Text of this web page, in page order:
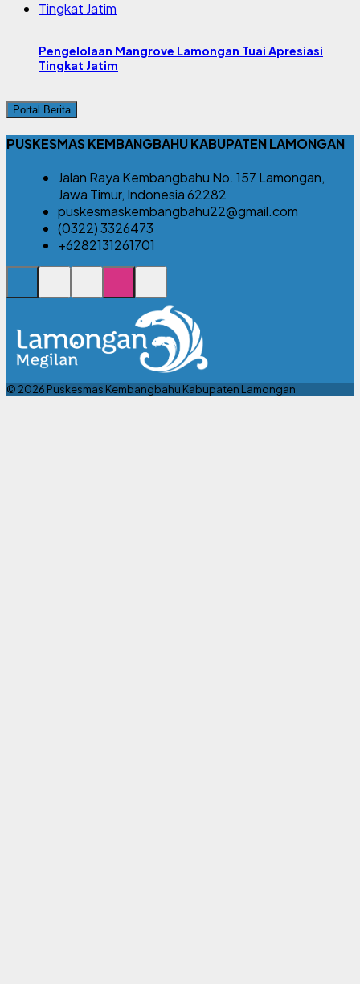
Pengelolaan Mangrove Lamongan Tuai Apresiasi
Tingkat Jatim
Portal Berita
PUSKESMAS KEMBANGBAHU KABUPATEN LAMONGAN
Jalan Raya Kembangbahu No. 157 Lamongan,
Jawa Timur, Indonesia 62282
puskesmaskembangbahu22@gmail.com
(0322) 3326473
+6282131261701
© 2026 Puskesmas Kembangbahu Kabupaten Lamongan